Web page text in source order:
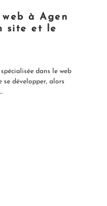
à Agen
site et le
dans le web
développer, alors